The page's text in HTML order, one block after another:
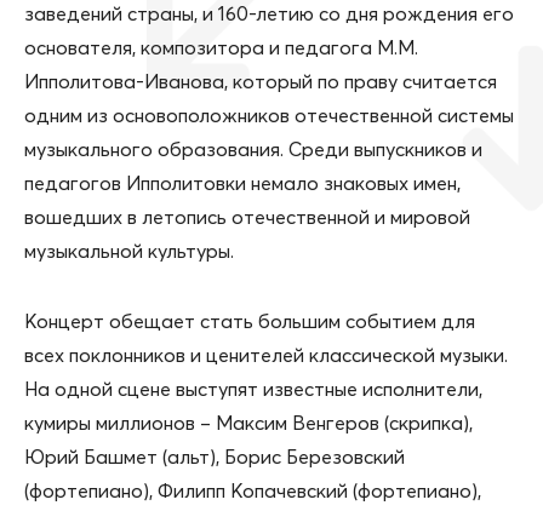
заведений страны, и 160-летию со дня рождения его
основателя, композитора и педагога М.М.
Ипполитова-Иванова, который по праву считается
одним из основоположников отечественной системы
музыкального образования. Среди выпускников и
педагогов Ипполитовки немало знаковых имен,
вошедших в летопись отечественной и мировой
музыкальной культуры.
Концерт обещает стать большим событием для
всех поклонников и ценителей классической музыки.
На одной сцене выступят известные исполнители,
кумиры миллионов – Максим Венгеров (скрипка),
Юрий Башмет (альт), Борис Березовский
(фортепиано), Филипп Копачевский (фортепиано),